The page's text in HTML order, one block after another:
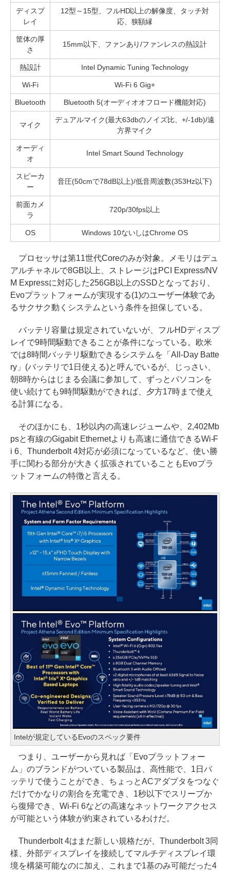
ディスプ
レイ
12型～15型、フルHD以上の解像度、タッチ対
応、狭額縁
筐体の厚
さ
15mm以下、ファンあり/ファンレスの熱設計
熱設計 Intel Dynamic Tuning Technology
Wi-Fi Wi-Fi 6 Gig+
Bluetooth Bluetooth 5(オーディオオフロード機能対応)
マイク
デュアルマイク(最大63dbのノイズ比、+/-1db)/遠
方界マイク
オーディ
オ
Intel Smart Sound Technology
スピーカ
ー
音圧(50cmで78dB以上)/低音周波数(353Hz以下)
前面カメ
ラ
720p/30fps以上
OS Windows 10ないしはChrome OS
プロセッサは第11世代Coreのみが対象。メモリはデュ
アルチャネルで8GB以上、ストレージはPCI Express/NV
M Expressに対応した256GB以上のSSDとなっており、
Evoプラットフォームが実現する(1)のユーザー体験であ
るサクサク動くシステムという条件を担保している。
バッテリ容量は規定されていないが、フルHDディスプ
レイで9時間駆動できることが条件になっている。欧米
では8時間バッテリ駆動できるシステムを「All-Day Batte
ry」(バッテリで1日使える)と呼んでいるが、じっさい、
朝8時からはじまる会議に参加して、ずっとパソコンを
使い続けても9時間駆動ができれば、夕方17時まで使え
る計算になる。
そのほかにも、1秒以内の高速レジュームや、2,402Mb
psと有線のGigabit Ethernetよりも高速に通信できるWi-F
i 6、Thunderbolt 4対応が必須になっているなど、使い勝
手に関わる部分が大きく拡張されていることもEvoプラ
ットフォームの特徴と言える。
Intelが規定しているEvoのスペック要件
つまり、ユーザーから見れば「Evoプラットフォー
ム」のブランドがついている製品は、高性能で、1日バ
ッテリで使うことができ、ちょっとACアダプタをつなぐ
だけでかなりの割合を充電でき、1秒以下でスリープか
ら復帰でき、Wi-Fi 6などの高速なネットワークアクセス
が可能という体験が約束されているわけだ。
Thunderbolt 4はまだ新しい規格だが、Thunderbolt 3同
様、外部ディスプレイを接続してマルチディスプレイ環
境を構築可能なのに加え、これまで1基のみ可能だった4